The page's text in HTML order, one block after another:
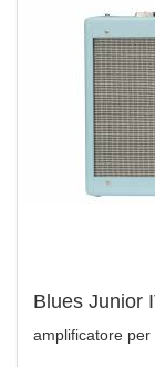
Blues Junior
amplificatore per